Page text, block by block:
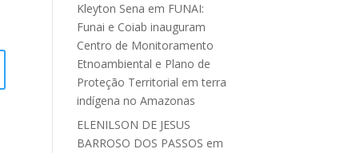
Kleyton Sena em FUNAI:
Funai e Coiab inauguram
Centro de Monitoramento
Etnoambiental e Plano de
Proteção Territorial em terra
indígena no Amazonas
ELENILSON DE JESUS
BARROSO DOS PASSOS em